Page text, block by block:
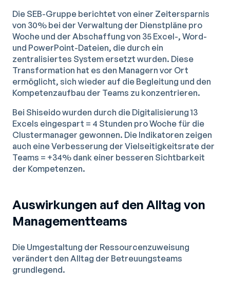
Die SEB-Gruppe berichtet von einer Zeitersparnis
von 30% bei der Verwaltung der Dienstpläne pro
Woche und der Abschaffung von 35 Excel-, Word-
und PowerPoint-Dateien, die durch ein
zentralisiertes System ersetzt wurden. Diese
Transformation hat es den Managern vor Ort
ermöglicht, sich wieder auf die Begleitung und den
Kompetenzaufbau der Teams zu konzentrieren.
Bei Shiseido wurden durch die Digitalisierung 13
Excels eingespart = 4 Stunden pro Woche für die
Clustermanager gewonnen. Die Indikatoren zeigen
auch eine Verbesserung der Vielseitigkeitsrate der
Teams = +34% dank einer besseren Sichtbarkeit
der Kompetenzen.
Auswirkungen auf den Alltag von
Managementteams
Die Umgestaltung der Ressourcenzuweisung
verändert den Alltag der Betreuungsteams
grundlegend.